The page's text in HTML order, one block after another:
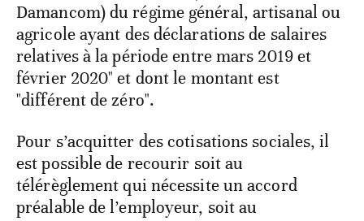
Damancom) du régime général, artisanal ou
agricole ayant des déclarations de salaires
relatives à la période entre mars 2019 et
février 2020" et dont le montant est
"différent de zéro".
Pour s’acquitter des cotisations sociales, il
est possible de recourir soit au
télérèglement qui nécessite un accord
préalable de l’employeur, soit au